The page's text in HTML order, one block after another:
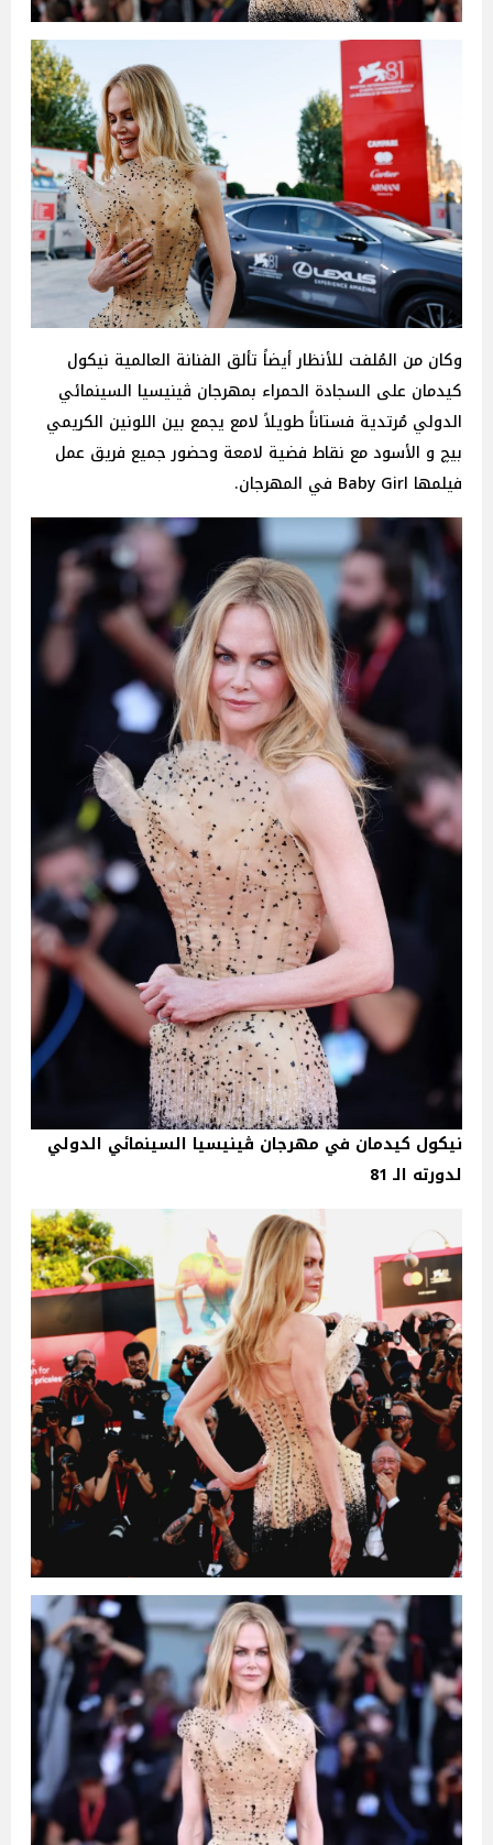
وكان من المُلفت للأنظار أيضاً تألق الفنانة العالمية نيكول
كيدمان على السجادة الحمراء بمهرجان ڤينيسيا السينمائي
الدولي مُرتدية فستاناً طويلاً لامع يجمع بين اللونين الكريمي
بيچ و الأسود مع نقاط فضية لامعة وحضور جميع فريق عمل
فيلمها Baby Girl في المهرجان.
نيكول كيدمان في مهرجان ڤينيسيا السينمائي الدولي
لدورته الـ 81